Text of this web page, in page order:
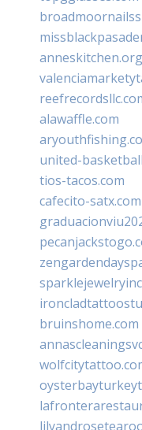
anneskitchen.org
alawaffle.com
united-
tios-tacos.com
cafecito-satx.com
bruinshome.com